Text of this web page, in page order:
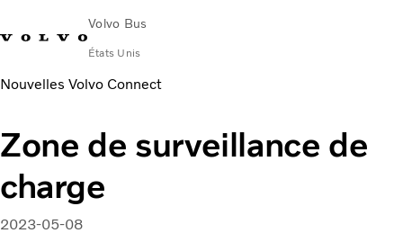
Volvo Bus
États Unis
Change Market Nous contacterEnglish
Autocars
Services
Pourquoi Volvo?
News & Stories
Nouvelles Volvo Connect
Zone de surveillance de
charge
2023-05-08